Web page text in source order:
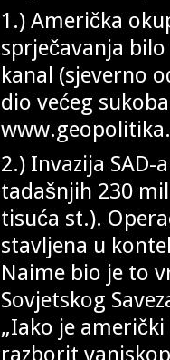
1.) Američka
sprječavanja
kanal (sjeverno
dio većeg
2.) Invazija SAD-
tadašnjih 230
tisuća st.).
stavljena u
Naime bio je to
Sovjetskog
„Iako je
razborit